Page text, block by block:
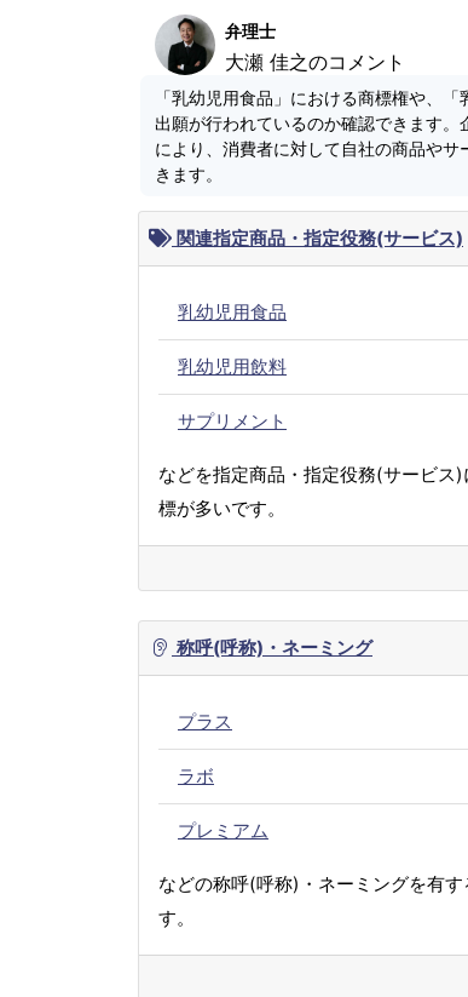
弁理士
大瀬 佳之のコメント
「乳幼児用食品」における商標権や、
出願が行われているのか確認できます
により、消費者に対して自社の商品や
きます。
関連指定商品・指定役務(サービス)
乳幼児用食品
乳幼児用飲料
サプリメント
などを指定商品・指定役務(サービス
標が多いです。
称呼(呼称)・ネーミング
プラス
ラボ
プレミアム
などの称呼(呼称)・ネーミングを有
す。